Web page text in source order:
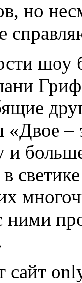
но
шоу
«Двое –
и
ними
сайт